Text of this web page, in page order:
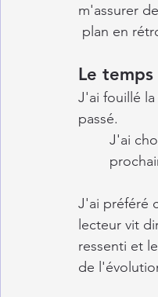
m'assurer
plan en
Le
J'ai fouillé
passé.
J'ai
J'ai préféré
lecteur vit
ressenti et
de